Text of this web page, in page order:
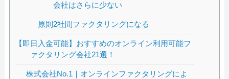
会社はさらに少ない
原則2社間ファクタリングになる
【即日入金可能】おすすめのオンライン利用可能フ
ァクタリング会社21選！
株式会社No.1｜オンラインファクタリングによ